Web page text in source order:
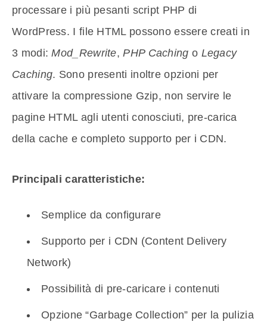
processare i più pesanti script PHP di
WordPress. I file HTML possono essere creati in
3 modi:Mod_Rewrite,PHP Caching o Legacy
Caching. Sono presenti inoltre opzioni per
attivare la compressione Gzip, non servire le
pagine HTML agli utenti conosciuti, pre-carica
della cache e completo supporto per i CDN.
Principali caratteristiche:
Semplice da configurare
Supporto per i CDN (Content Delivery
Network)
Possibilità di pre-caricare i contenuti
Opzione “Garbage Collection” per la pulizia